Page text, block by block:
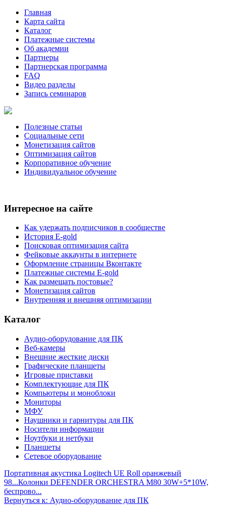
Главная
Карта сайта
Каталог
Платежные системы
Об академии
Партнеры
Партнерская программа
FAQ
Видео разделы
Запись семинаров
Полезные статьи
Социальные сети
Монетизация сайтов
Оптимизация сайтов
Корпоративное обучение
Индивидуальное обучение
Интересное на сайте
Как удержать подписчиков в сообществе
История E-gold
Поисковая оптимизация сайта
Фейковые аккаунты в интернете
Оформление страницы Вконтакте
Платежные системы E-gold
Как размещать постовые?
Монетизация сайтов
Внутренняя и внешняя оптимизации
Каталог
Аудио-оборудование для ПК
Веб-камеры
Внешние жесткие диски
Графические планшеты
Игровые приставки
Комплектующие для ПК
Компьютеры и моноблоки
Мониторы
МФУ
Наушники и гарнитуры для ПК
Носители информации
Ноутбуки и нетбуки
Планшеты
Сетевое оборудование
Портативная акустика Logitech UE Roll оранжевый
98...Колонки DEFENDER ORCHESTRA M80 30W+5*10W,
беспрово...
Вернуться к: Аудио-оборудование для ПК